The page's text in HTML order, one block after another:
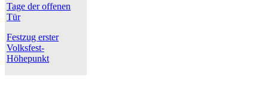
Tage der offenen
Tür
Festzug erster
Volksfest-
Höhepunkt